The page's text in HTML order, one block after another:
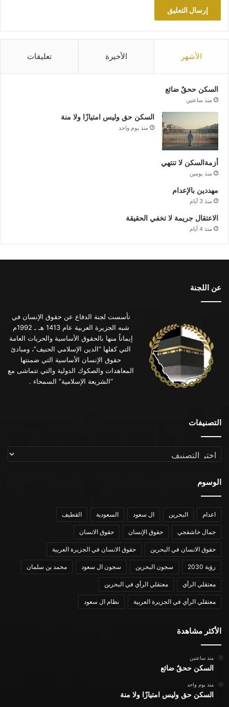
الأشهر الأخيرة تعليقات
السكن ححقٌ ضائع
منذ ساعتين
السكن حق وليس امتيازًا ولا منة
منذ يوم واحد
أزمةالسكن لا تنتهي
منذ يومين
مهددين بالإعدام
منذ 3 أيام
الاعتقال جريمة لا تخفي الحقيقة
منذ 4 أيام
عن اللجنة
تأسست لجنة الدفاع عن حقوق الإنسان في
شبه الجزيرة العربية عام 1413 هـ ـ 1992م
إيماناً منها بالحقوق الأساسية والحريات العامة
التي كفلها “الدين الإسلامي الحنيف”، ومبادئ
حقوق الإنسان الأساسية التي ضمنتها
المعاهدات والصكوك الدولية والتي تتماشى مع
“الشريعة الإسلامية” السمحاء .
التصنيفات
التصنيفات
الوسوم
اعدام البحرين ال سعود السعودية القطيف
جمال خاشقجي حقوق الإنسان حقوق الانسان
حقوق الانسان في البحرين حقوق الانسان في الجزيرة العربية
رؤية 2030 سجون البحرين سجون ال سعود محمد بن سلمان
معتقلي الرأي معتقلي الرأي في البحرين
معتقلي الرأي في الجزيرة العربية نظام ال سعود
الأكثر مشاهدة
منذ ساعتين
السكن ححقٌ ضائع
منذ يوم واحد
السكن حق وليس امتيازًا ولا منة